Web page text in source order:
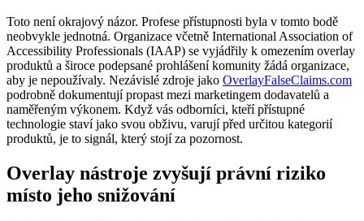
Toto není okrajový názor. Profese přístupnosti byla v tomto bodě
neobvykle jednotná. Organizace včetně International Association of
Accessibility Professionals (IAAP) se vyjádřily k omezením overlay
produktů a široce podepsané prohlášení komunity žádá organizace,
aby je nepoužívaly. Nezávislé zdroje jako OverlayFalseClaims.com
podrobně dokumentují propast mezi marketingem dodavatelů a
naměřeným výkonem. Když vás odborníci, kteří přístupné
technologie staví jako svou obživu, varují před určitou kategorií
produktů, je to signál, který stojí za pozornost.
Overlay nástroje zvyšují právní riziko
místo jeho snižování